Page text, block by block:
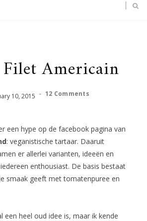
Americain
10,2015 - 12 Comments
een hype op de facebook pagina van
: veganistische tartaar. Daaruit
er allerlei varianten, ideeën en
enthousiast. De basis bestaat
smaak geeft met tomatenpuree en
een heel oud idee is, maar ik kende